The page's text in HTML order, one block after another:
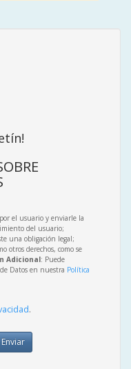
el usuario y enviarle la
del usuario;
una obligación legal;
otros derechos, como se
Adicional: Puede
Datos en nuestra Política
.
Enviar